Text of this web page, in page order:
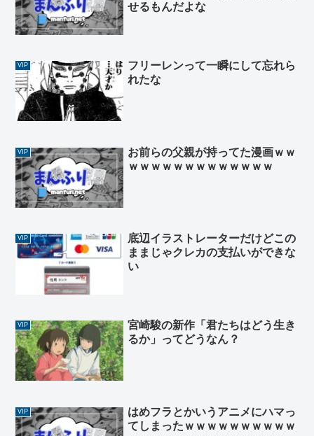
せるもんだよな
VIP
フリーレンって一瞬にして忘れら
れたな
VIP
お前らの父親が持ってた漫画ｗｗ
ｗｗｗｗｗｗｗｗｗｗｗｗｗ
VIP
底辺イラストレーターだけどこの
ままじゃクレカの支払いができな
い
VIP
宮崎駿の新作「君たちはどう生き
るか」ってどうなん？
VIP
はめフラとかいうアニメにハマっ
てしまったｗｗｗｗｗｗｗｗｗｗ